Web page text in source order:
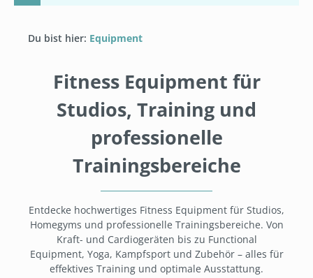
Du bist hier: Equipment
Fitness Equipment für
Studios, Training und
professionelle
Trainingsbereiche
Entdecke hochwertiges Fitness Equipment für Studios,
Homegyms und professionelle Trainingsbereiche. Von
Kraft- und Cardiogeräten bis zu Functional
Equipment, Yoga, Kampfsport und Zubehör – alles für
effektives Training und optimale Ausstattung.